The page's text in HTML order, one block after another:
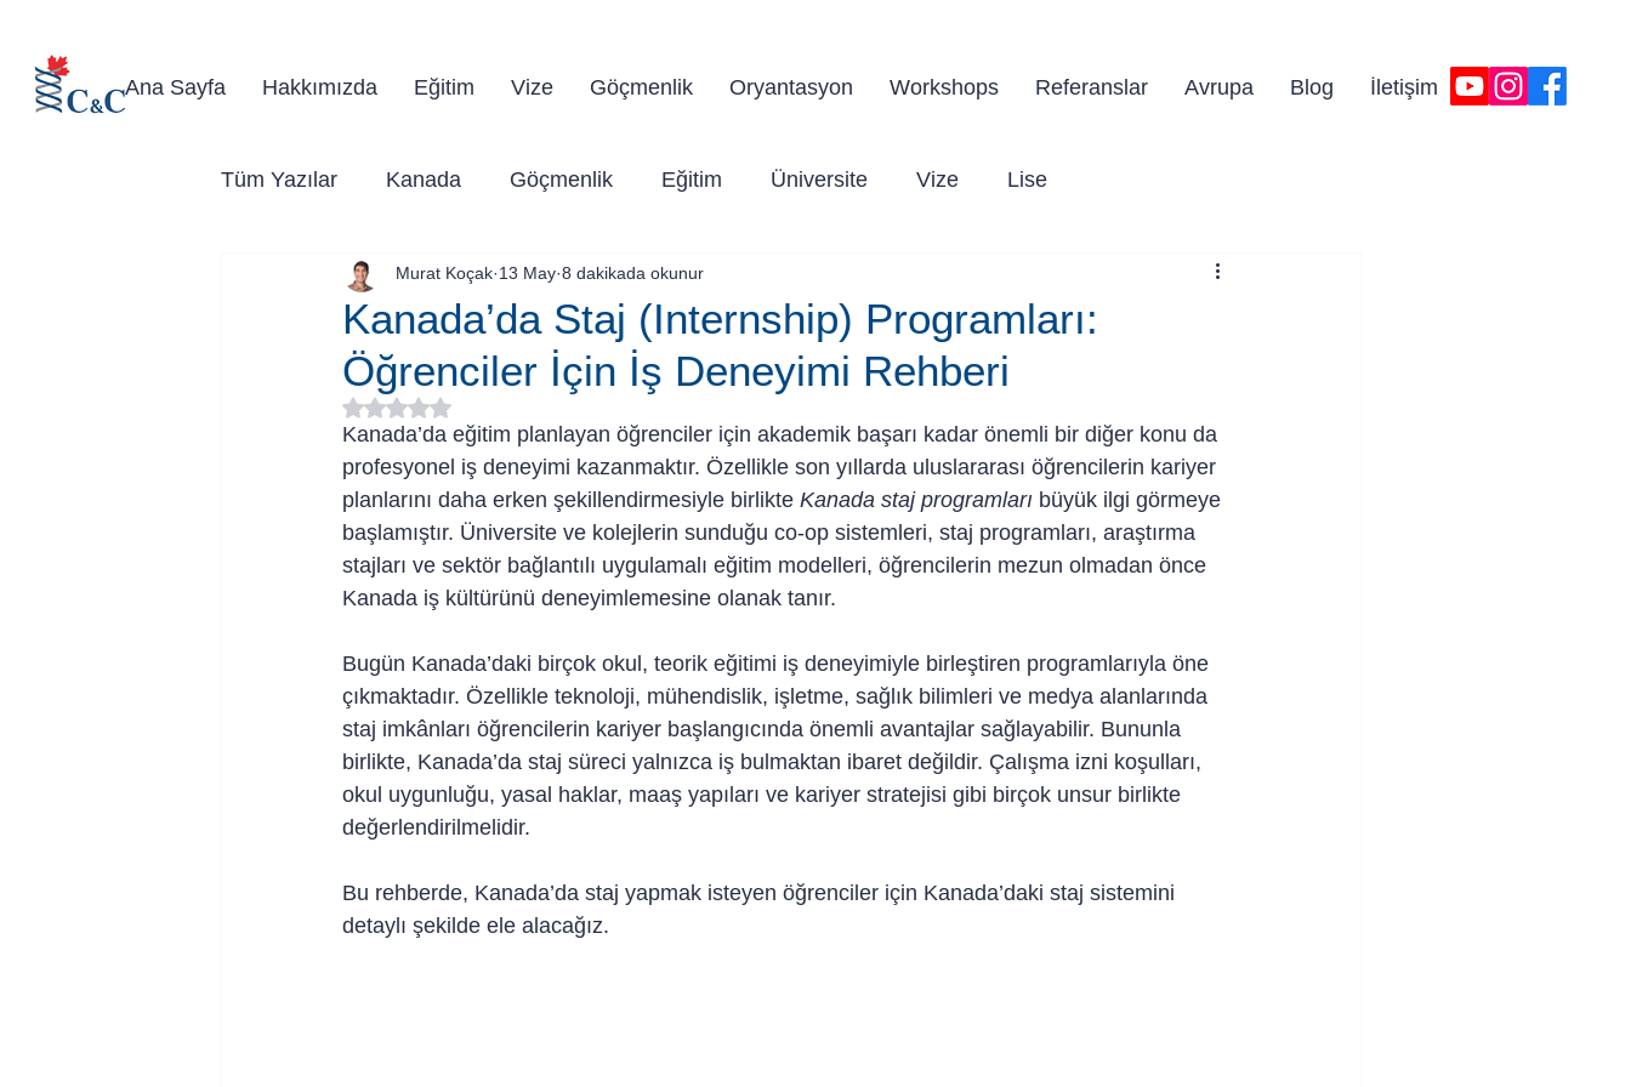
Ana Sayfa Hakkımızda Eğitim Vize Göçmenlik Oryantasyon Workshops Referanslar Avrupa Blog İletişim
Tüm Yazılar Kanada Göçmenlik Eğitim Üniversite Vize Lise
Kanada’da Staj (Internship) Programları:
Öğrenciler İçin İş Deneyimi Rehberi
Murat Koçak 13 May 8 dakikada okunur
5 üzerinden NaN yıldız
Kanada’da eğitim planlayan öğrenciler için akademik başarı kadar önemli bir diğer konu da
profesyonel iş deneyimi kazanmaktır. Özellikle son yıllarda uluslararası öğrencilerin kariyer
planlarını daha erken şekillendirmesiyle birlikte Kanada staj programları büyük ilgi görmeye
başlamıştır. Üniversite ve kolejlerin sunduğu co-op sistemleri, staj programları, araştırma
stajları ve sektör bağlantılı uygulamalı eğitim modelleri, öğrencilerin mezun olmadan önce
Kanada iş kültürünü deneyimlemesine olanak tanır.
Bugün Kanada’daki birçok okul, teorik eğitimi iş deneyimiyle birleştiren programlarıyla öne
çıkmaktadır. Özellikle teknoloji, mühendislik, işletme, sağlık bilimleri ve medya alanlarında
staj imkânları öğrencilerin kariyer başlangıcında önemli avantajlar sağlayabilir. Bununla
birlikte, Kanada’da staj süreci yalnızca iş bulmaktan ibaret değildir. Çalışma izni koşulları,
okul uygunluğu, yasal haklar, maaş yapıları ve kariyer stratejisi gibi birçok unsur birlikte
değerlendirilmelidir.
Bu rehberde, Kanada’da staj yapmak isteyen öğrenciler için Kanada’daki staj sistemini
detaylı şekilde ele alacağız.